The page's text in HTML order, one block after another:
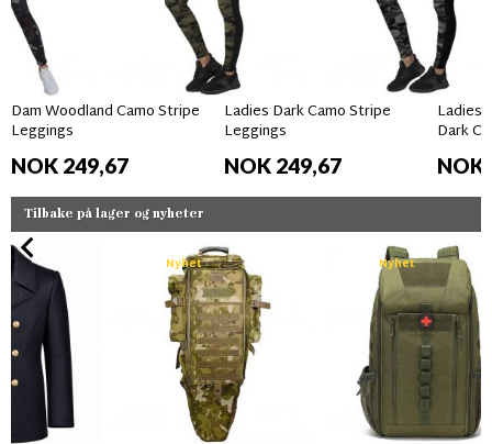
Dam Woodland Camo Stripe
Leggings
NOK 249,67
Ladies Dark Camo Stripe
Leggings
NOK 249,67
Ladies
Dark
NOK
Tilbake på lager og nyheter
Nyhet Nyhet